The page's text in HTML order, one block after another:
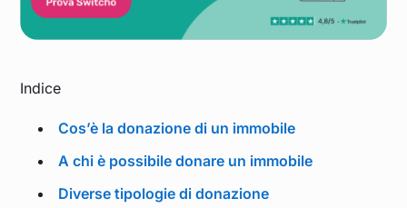
Indice
Cos’è la donazione di un immobile
A chi è possibile donare un immobile
Diverse tipologie di donazione